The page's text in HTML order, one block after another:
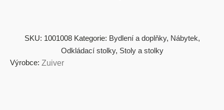
SKU: 1001008 Kategorie: Bydlení a doplňky, Nábytek,
Odkládací stolky, Stoly a stolky
Výrobce: Zuiver